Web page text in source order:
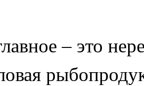
– это